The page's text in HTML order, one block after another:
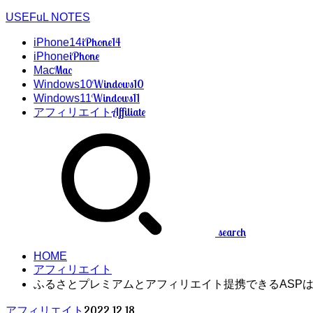
USEFuL NOTES
iPhone14iPhone14
iPhoneiPhone
MacMac
Windows10Windows10
Windows11Windows11
アフィリエイトAffiliate
search
HOME
アフィリエイト
ふるさとプレミアムとアフィリエイト提携できるASP
アフィリエイト 2022.12.18